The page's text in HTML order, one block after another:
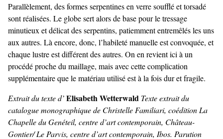
Parallèlement, des formes serpentines en verre soufflé et torsadé
sont réalisées. Le globe sert alors de base pour le tressage
minutieux et délicat des serpentins, patiemment entremêlés les uns
aux autres. Là encore, donc, l’habileté manuelle est convoquée, et
chaque lustre est différent des autres. On en revient ici à un
procédé proche du maillage, mais avec cette complication
supplémentaire que le matériau utilisé est à la fois dur et fragile.
Extrait du texte d’Elisabeth Wetterwald Texte extrait du
catalogue monographique de Christelle Familiari, coédition La
Chapelle du Genéteil, centre d’art contemporain, Château-
Gontier/ Le Parvis, centre d’art contemporain, Ibos. Parution